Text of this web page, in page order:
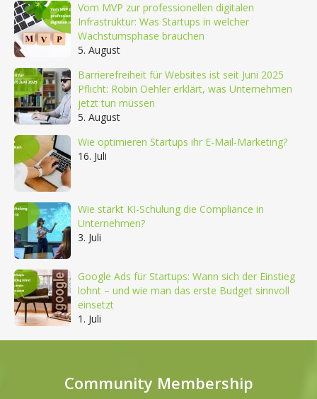
Vom MVP zur professionellen digitalen
Infrastruktur: Was Startups in welcher
Wachstumsphase brauchen
5. August
Barrierefreiheit für Websites ist seit Juni 2025
Pflicht: Robin Oehler erklärt, was Unternehmen
jetzt tun müssen
5. August
Wie optimieren Startups ihr E-Mail-Marketing?
16. Juli
Wie stärkt KI-Schulung die Compliance in
Unternehmen?
3. Juli
Google Ads für Startups: Wann sich der Einstieg
lohnt – und wie man das erste Budget sinnvoll
einsetzt
1. Juli
Community Membership